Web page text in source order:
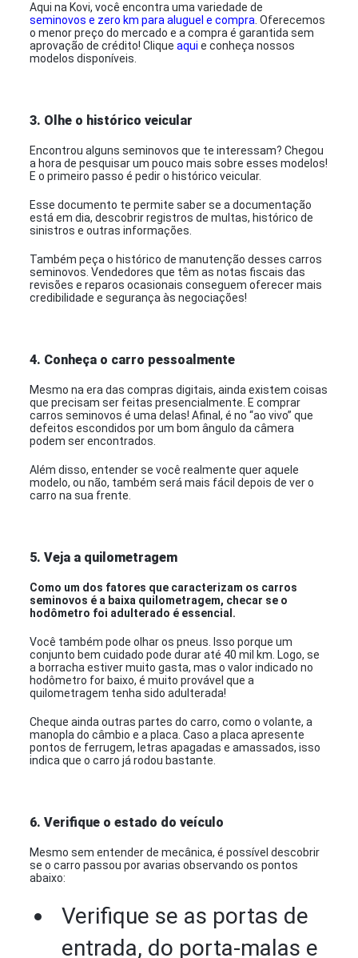
Aqui na Kovi, você encontra uma variedade de
seminovos e zero km para aluguel e compra . Oferecemos
o menor preço do mercado e a compra é garantida sem
aprovação de crédito! Cliqueaqui e conheça nossos
modelos disponíveis.
3. Olhe o histórico veicular
Encontrou alguns seminovos que te interessam? Chegou
a hora de pesquisar um pouco mais sobre esses modelos!
E o primeiro passo é pedir o histórico veicular.
Esse documento te permite saber se a documentação
está em dia, descobrir registros de multas, histórico de
sinistros e outras informações.
Também peça o histórico de manutenção desses carros
seminovos. Vendedores que têm as notas fiscais das
revisões e reparos ocasionais conseguem oferecer mais
credibilidade e segurança às negociações!
4. Conheça o carro pessoalmente
Mesmo na era das compras digitais, ainda existem coisas
que precisam ser feitas presencialmente. E comprar
carros seminovos é uma delas! Afinal, é no “ao vivo” que
defeitos escondidos por um bom ângulo da câmera
podem ser encontrados.
Além disso, entender se você realmente quer aquele
modelo, ou não, também será mais fácil depois de ver o
carro na sua frente.
5. Veja a quilometragem
Como um dos fatores que caracterizam os carros
seminovos é a baixa quilometragem, checar se o
hodômetro foi adulterado é essencial.
Você também pode olhar os pneus. Isso porque um
conjunto bem cuidado pode durar até 40 mil km. Logo, se
a borracha estiver muito gasta, mas o valor indicado no
hodômetro for baixo, é muito provável que a
quilometragem tenha sido adulterada!
Cheque ainda outras partes do carro, como o volante, a
manopla do câmbio e a placa. Caso a placa apresente
pontos de ferrugem, letras apagadas e amassados, isso
indica que o carro já rodou bastante.
6. Verifique o estado do veículo
Mesmo sem entender de mecânica, é possível descobrir
se o carro passou por avarias observando os pontos
abaixo:
Verifique se as portas de
entrada, do porta-malas e